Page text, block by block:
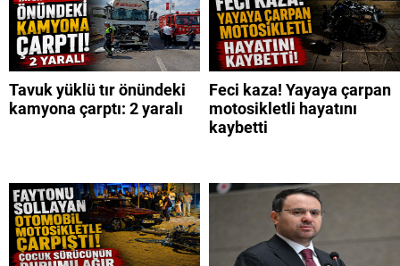
Tavuk yüklü tır önündeki
kamyona çarptı: 2 yaralı
Feci kaza! Yayaya çarpan
motosikletli hayatını
kaybetti